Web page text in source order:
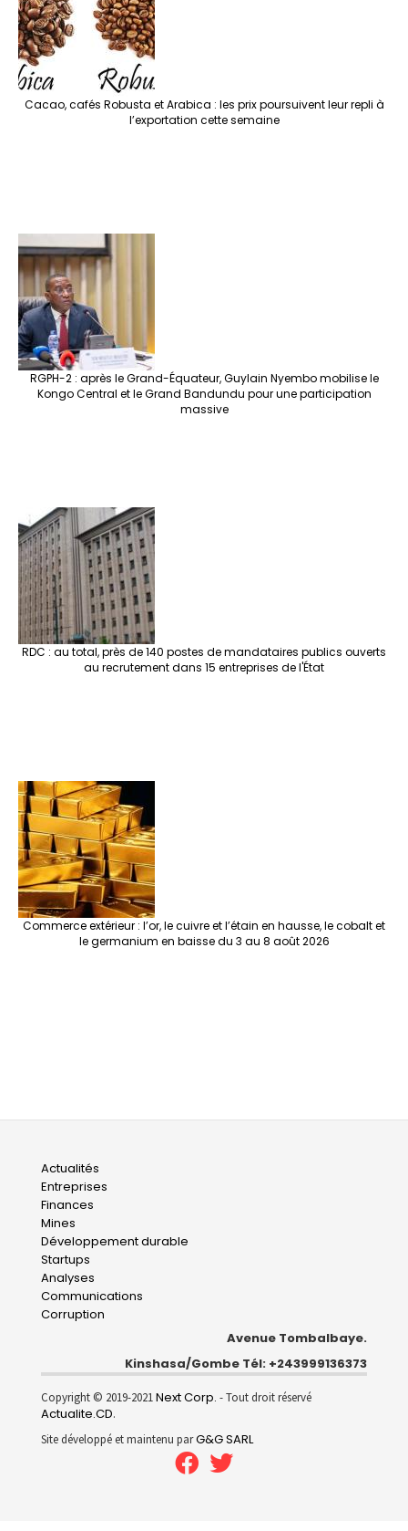
Cacao, cafés Robusta et Arabica : les prix poursuivent leur repli à
l’exportation cette semaine
RGPH-2 : après le Grand-Équateur, Guylain Nyembo mobilise le
Kongo Central et le Grand Bandundu pour une participation
massive
RDC : au total, près de 140 postes de mandataires publics ouverts
au recrutement dans 15 entreprises de l'État
Commerce extérieur : l’or, le cuivre et l’étain en hausse, le cobalt et
le germanium en baisse du 3 au 8 août 2026
Main
navigation
Actualités
Entreprises
Finances
Mines
Développement durable
Startups
Analyses
Communications
Corruption
Avenue Tombalbaye.
Kinshasa/Gombe Tél: +243999136373
Copyright © 2019-2021Next Corp. - Tout droit réservé
Actualite.CD.
Site développé et maintenu parG&G SARL